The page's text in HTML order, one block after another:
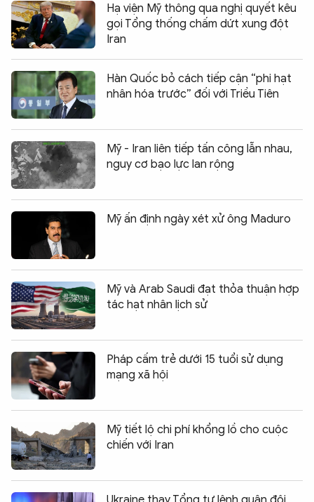
Hạ viện Mỹ thông qua nghị quyết kêu
gọi Tổng thống chấm dứt xung đột
Iran
Hàn Quốc bỏ cách tiếp cận “phi hạt
nhân hóa trước” đối với Triều Tiên
Mỹ - Iran liên tiếp tấn công lẫn nhau,
nguy cơ bạo lực lan rộng
Mỹ ấn định ngày xét xử ông Maduro
Mỹ và Arab Saudi đạt thỏa thuận hợp
tác hạt nhân lịch sử
Pháp cấm trẻ dưới 15 tuổi sử dụng
mạng xã hội
Mỹ tiết lộ chi phí khổng lồ cho cuộc
chiến với Iran